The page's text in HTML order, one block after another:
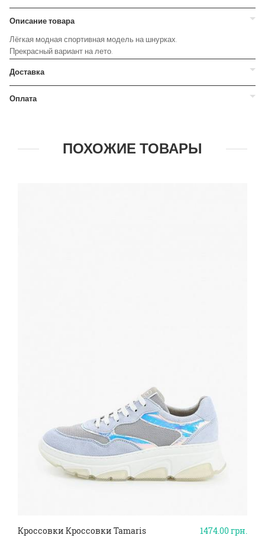
Описание товара
Лёгкая модная спортивная модель на шнурках.
Прекрасный вариант на лето.
Доставка
Оплата
ПОХОЖИЕ ТОВАРЫ
1474.00грн.
Кроссовки Кроссовки Tamaris